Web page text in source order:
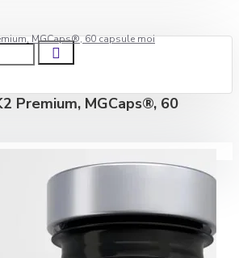
MGCaps®, 60 capsule moi
Premium, MGCaps®, 60